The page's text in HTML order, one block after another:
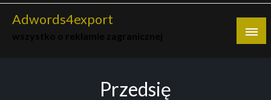
Skip
Adwords4export
Przedsię